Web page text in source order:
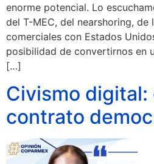
enorme potencial. Lo
del T-MEC, del nearshoring,
comerciales con Estados
posibilidad de convertirnos en
[…]
Civismo digital:
contrato